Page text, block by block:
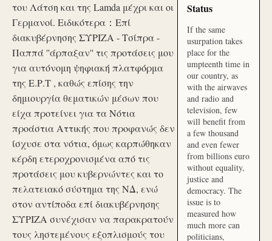
του Λάτση και της Lamda μέχρι και οι
Γερμανοί. Ειδικότερα：Επί
διακυβέρνησης ΣΥΡΙΖΑ - Τσίπρα -
Παππά ''άρπαξαν'' τις προτάσεις μου
για αυτόνομη ψηφιακή πλατφόρμα
της Ε.Ρ.Τ , καθώς επίσης την
δημιουργία θεματικών μέσων που
είχα προτείνει για τα Νότια
προάστια Αττικής που προφανώς δεν
ίσχυσε στα νότια, όμως καρπώθηκαν
κέρδη ετεροχρονισμένα από τις
προτάσεις μου κυβερνώντες και το
πελατειακό σύστημα της ΝΔ, ενώ
στον αντίποδα επί διακυβέρνησης
ΣΥΡΙΖΑ συνέχισαν να παρακρατούν
τους ληστεμένους εξοπλισμούς του
Status
If the same
usurpation takes
place for the
umpteenth time in
our country, as
with the airwaves
and radio and
television, few
will benefit from
a few thousand
and even fewer
from billions euro
without equality,
justice and
democracy. The
issue is to
measured how
much more can
politicians,